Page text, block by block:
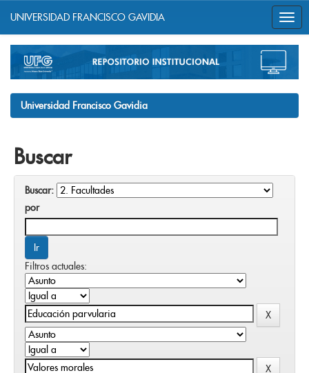
navigation
UNIVERSIDAD FRANCISCO GAVIDIA
Universidad Francisco Gavidia
Buscar
Buscar:
por
Filtros actuales: